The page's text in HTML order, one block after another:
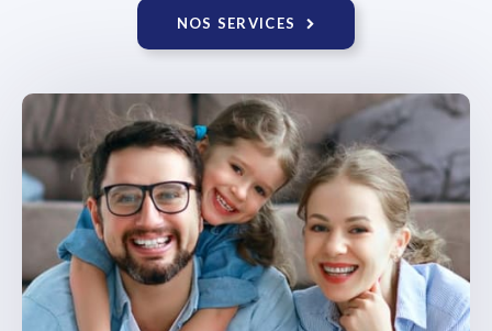
NOS SERVICES